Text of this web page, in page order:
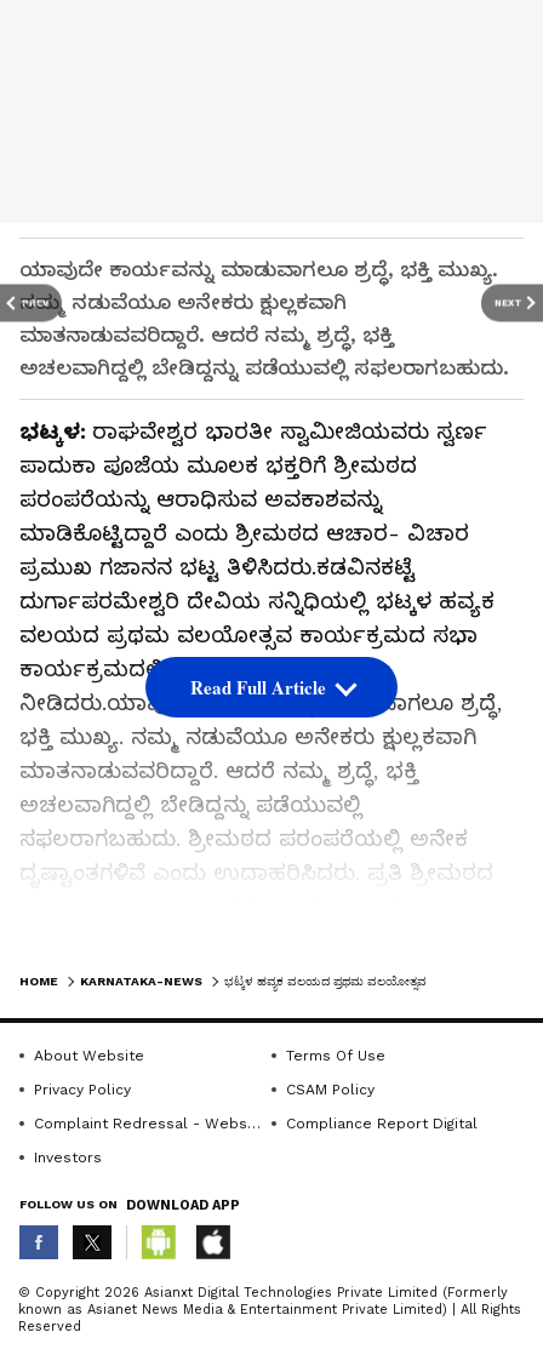
PREV NEXT
ಯಾವುದೇ ಕಾರ್ಯವನ್ನು ಮಾಡುವಾಗಲೂ ಶ್ರದ್ಧೆ, ಭಕ್ತಿ ಮುಖ್ಯ.
ನಮ್ಮ ನಡುವೆಯೂ ಅನೇಕರು ಕ್ಷುಲ್ಲಕವಾಗಿ
ಮಾತನಾಡುವವರಿದ್ದಾರೆ. ಆದರೆ ನಮ್ಮ ಶ್ರದ್ಧೆ, ಭಕ್ತಿ
ಅಚಲವಾಗಿದ್ದಲ್ಲಿ ಬೇಡಿದ್ದನ್ನು ಪಡೆಯುವಲ್ಲಿ ಸಫಲರಾಗಬಹುದು.
ಭಟ್ಕಳ: ರಾಘವೇಶ್ವರ ಭಾರತೀ ಸ್ವಾಮೀಜಿಯವರು ಸ್ವರ್ಣ
ಪಾದುಕಾ ಪೂಜೆಯ ಮೂಲಕ ಭಕ್ತರಿಗೆ ಶ್ರೀಮಠದ
ಪರಂಪರೆಯನ್ನು ಆರಾಧಿಸುವ ಅವಕಾಶವನ್ನು
ಮಾಡಿಕೊಟ್ಟಿದ್ದಾರೆ ಎಂದು ಶ್ರೀಮಠದ ಆಚಾರ- ವಿಚಾರ
ಪ್ರಮುಖ ಗಜಾನನ ಭಟ್ಟ ತಿಳಿಸಿದರು.ಕಡವಿನಕಟ್ಟೆ
ದುರ್ಗಾಪರಮೇಶ್ವರಿ ದೇವಿಯ ಸನ್ನಿಧಿಯಲ್ಲಿ ಭಟ್ಕಳ ಹವ್ಯಕ
ವಲಯದ ಪ್ರಥಮ ವಲಯೋತ್ಸವ ಕಾರ್ಯಕ್ರಮದ ಸಭಾ
ಕಾರ್ಯಕ್ರಮದಲ್ಲಿ ಧಾರ್ಮಿಕ ಉಪನ್ಯಾಸ
ನೀಡಿದರು.ಯಾವುದೇ ಕಾರ್ಯವನ್ನು ಮಾಡುವಾಗಲೂ ಶ್ರದ್ಧೆ,
ಭಕ್ತಿ ಮುಖ್ಯ. ನಮ್ಮ ನಡುವೆಯೂ ಅನೇಕರು ಕ್ಷುಲ್ಲಕವಾಗಿ
ಮಾತನಾಡುವವರಿದ್ದಾರೆ. ಆದರೆ ನಮ್ಮ ಶ್ರದ್ಧೆ, ಭಕ್ತಿ
ಅಚಲವಾಗಿದ್ದಲ್ಲಿ ಬೇಡಿದ್ದನ್ನು ಪಡೆಯುವಲ್ಲಿ
ಸಫಲರಾಗಬಹುದು. ಶ್ರೀಮಠದ ಪರಂಪರೆಯಲ್ಲಿ ಅನೇಕ
ದೃಷ್ಟಾಂತಗಳಿವೆ ಎಂದು ಉದಾಹರಿಸಿದರು. ಪ್ರತಿ ಶ್ರೀಮಠದ
ಅಧ್ಯಕ್ಷತೆ ವಹಿಸಿದ್ದ ಭಟ್ಕಳ ಹವ್ಯಕ ವಲಯದ ವಲಯಾಧ್ಯಕ್ಷೆ
ಕಾರ್ಯಕ್ರಮಗಳ ಕುರಿತು ವಿವರಿಸಿದರು. ಪ್ರತಿವರ್ಷದಂತೆ ಈ
ವರ್ಷವೂ ಐದು ವಲಯೋತ್ಸವಗಳು ನಡೆಯಲಿವೆ. ಶಿಷ್ಯ
ವರ್ಗದವರು ಭಾಗವಹಿಸಿ ಯಶಸ್ವಿಗೊಳಿಸಿಕೊಡಬೇಕು ಎಂದರು.
ಸನ್ನಿಧಿಯಲ್ಲಿ ಪ್ರಾರ್ಥನೆ ಸಲ್ಲಿಸಿದ ನಂತರ ಮಹಿಳೆಯರಿಂದ
ಕುಂಕುಮಾರ್ಚನೆ ನಂತರ ರುದ್ರಪಠಣ ನಡೆಯಿತು.
ಶ್ರೀ ಕಡವಿನಕಟ್ಟೆ ದುರ್ಗಾಪರಮೇಶ್ವರಿ ದೇವಸ್ಥಾನದ
Read Full Article
ABOUT THE AUTHOR
K KannadaprabhaNewsNetwork
HOME KARNATAKA-NEWS ಭಟ್ಕಳ ಹವ್ಯಕ ವಲಯದ ಪ್ರಥಮ ವಲಯೋತ್ಸವ
About Website
Terms Of Use
Privacy Policy
CSAM Policy
Complaint Redressal - Website
Compliance Report Digital
Investors
FOLLOW US ON DOWNLOAD APP
© Copyright 2026 Asianxt Digital Technologies Private Limited (Formerly
known as Asianet News Media & Entertainment Private Limited) | All Rights
Reserved